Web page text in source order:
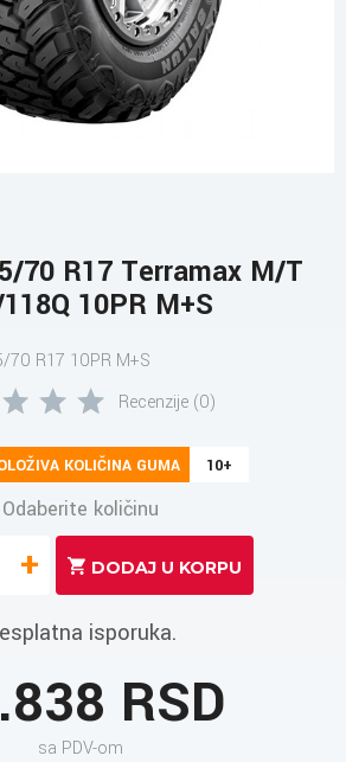
70 R17 Terramax M/T
10PR M+S
70 R17 10PR M+S
Recenzije (0)
KOLIČINA GUMA 10+
Odaberite količinu
+
isporuka.
RSD
sa PDV-om